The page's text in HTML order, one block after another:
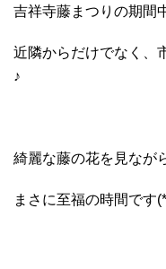
吉祥寺藤まつりの期間
近隣からだけでなく、
♪
綺麗な藤の花を見なが
まさに至福の時間です